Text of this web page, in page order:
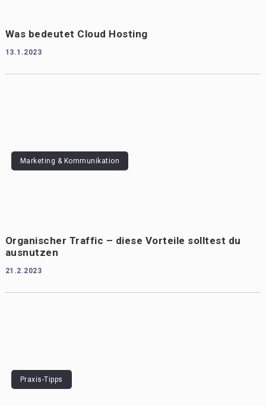
Was bedeutet Cloud Hosting
13.1.2023
Marketing & Kommunikation
Organischer Traffic – diese Vorteile solltest du
ausnutzen
21.2.2023
Praxis-Tipps